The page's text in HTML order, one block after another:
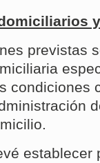
previstas
condiciones